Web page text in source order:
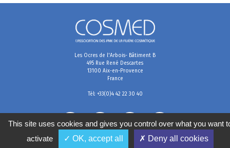
Les Ocres de l'Arbois- Bâtiment B
495 Rue René Descartes
13100 Aix-en-Provence
France
Tél: +33(0)4 42 22 30 40
This site uses cookies and gives you control over what you want
activate
✓ OK, accept all ✗ Deny all cookies